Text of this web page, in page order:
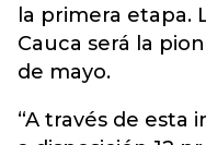
la primera etapa.
Cauca será la
de mayo.
“A través de esta